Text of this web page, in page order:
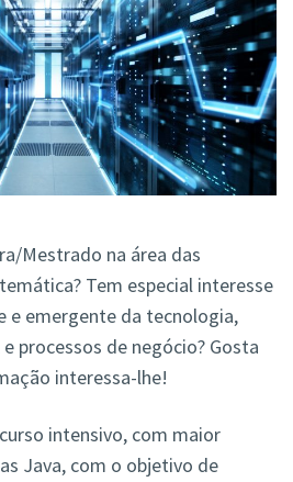
Mestrado na área das
Tem especial interesse
e emergente da tecnologia,
processos de negócio? Gosta
interessa-lhe!
intensivo, com maior
Java, com o objetivo de